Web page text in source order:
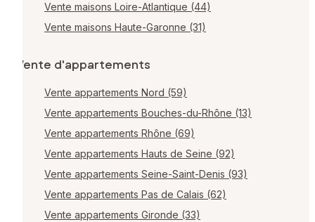
Vente maisons Loire-Atlantique (44)
Vente maisons Haute-Garonne (31)
Vente d'appartements
Vente appartements Nord (59)
Vente appartements Bouches-du-Rhône (13)
Vente appartements Rhône (69)
Vente appartements Hauts de Seine (92)
Vente appartements Seine-Saint-Denis (93)
Vente appartements Pas de Calais (62)
Vente appartements Gironde (33)